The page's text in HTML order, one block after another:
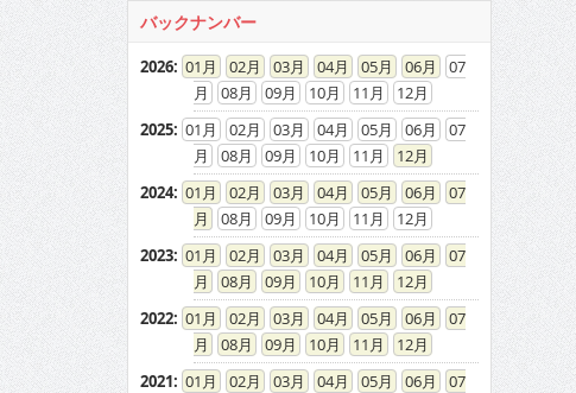
バックナンバー
2026: 01 02 03 04 05 06
07
08
09 10 11
12
2025: 01 02 03 04 05 06
07
08
09 10 11
12
2024: 01 02 03 04 05 06
07
08
09 10 11
12
2023: 01 02 03 04 05 06
07
08
09 10 11
12
2022: 01 02 03 04 05 06
07
08
09 10 11
12
2021: 01 02 03 04 05 06
07